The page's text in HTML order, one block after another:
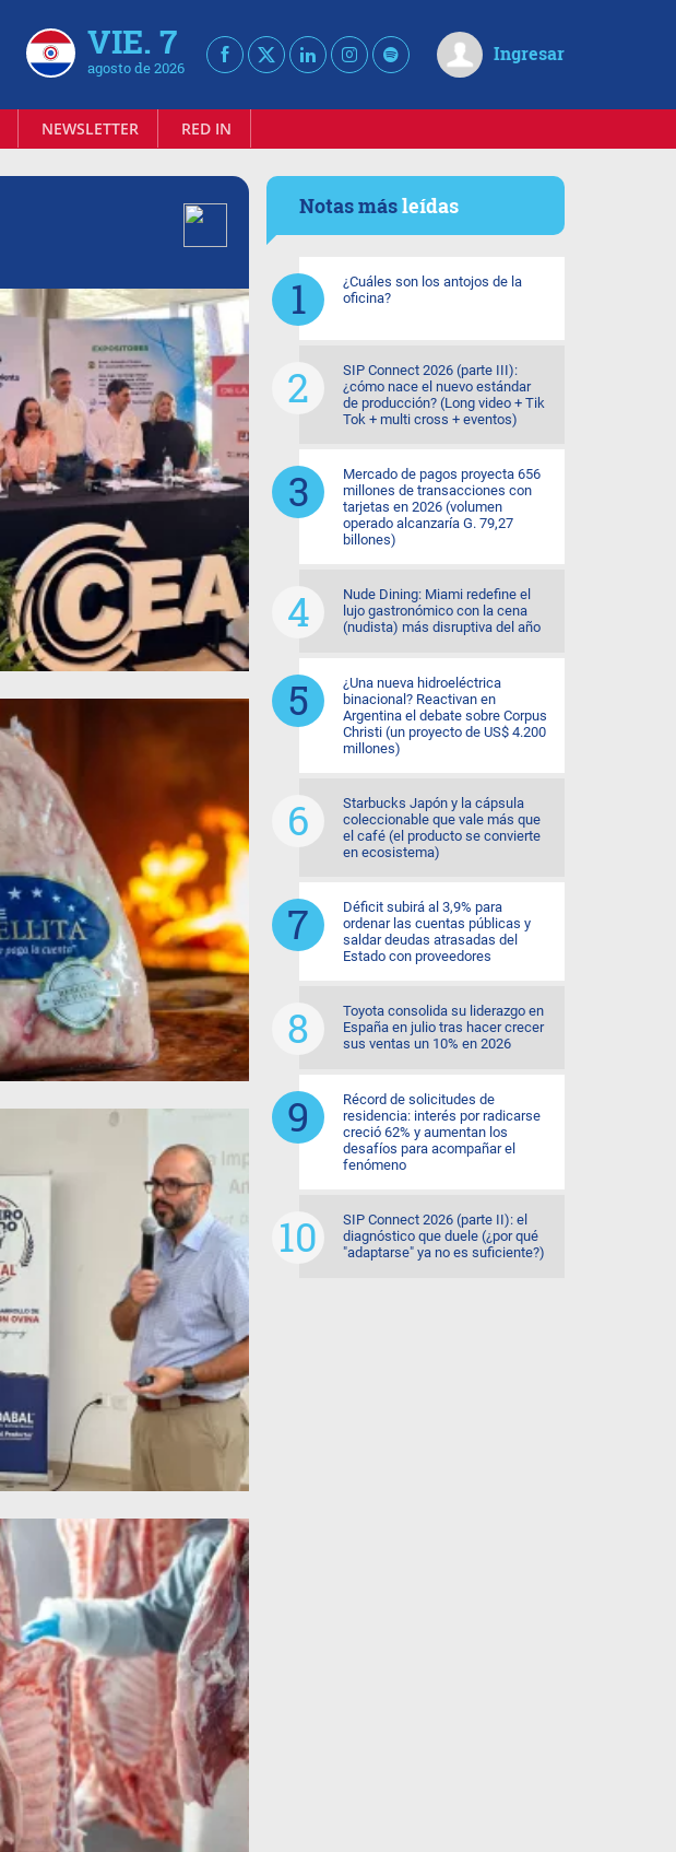
VIE. 7
agosto de 2026
Ingresar
NEWSLETTER RED IN
Notas másleídas
¿Cuáles son los antojos de la
oficina?
SIP Connect 2026 (parte III):
¿cómo nace el nuevo estándar
de producción? (Long video + Tik
Tok + multi cross + eventos)
Mercado de pagos proyecta 656
millones de transacciones con
tarjetas en 2026 (volumen
operado alcanzaría G. 79,27
billones)
Nude Dining: Miami redefine el
lujo gastronómico con la cena
(nudista) más disruptiva del año
¿Una nueva hidroeléctrica
binacional? Reactivan en
Argentina el debate sobre Corpus
Christi (un proyecto de US$ 4.200
millones)
Starbucks Japón y la cápsula
coleccionable que vale más que
el café (el producto se convierte
en ecosistema)
Déficit subirá al 3,9% para
ordenar las cuentas públicas y
saldar deudas atrasadas del
Estado con proveedores
Toyota consolida su liderazgo en
España en julio tras hacer crecer
sus ventas un 10% en 2026
Récord de solicitudes de
residencia: interés por radicarse
creció 62% y aumentan los
desafíos para acompañar el
fenómeno
SIP Connect 2026 (parte II): el
diagnóstico que duele (¿por qué
"adaptarse" ya no es suficiente?)